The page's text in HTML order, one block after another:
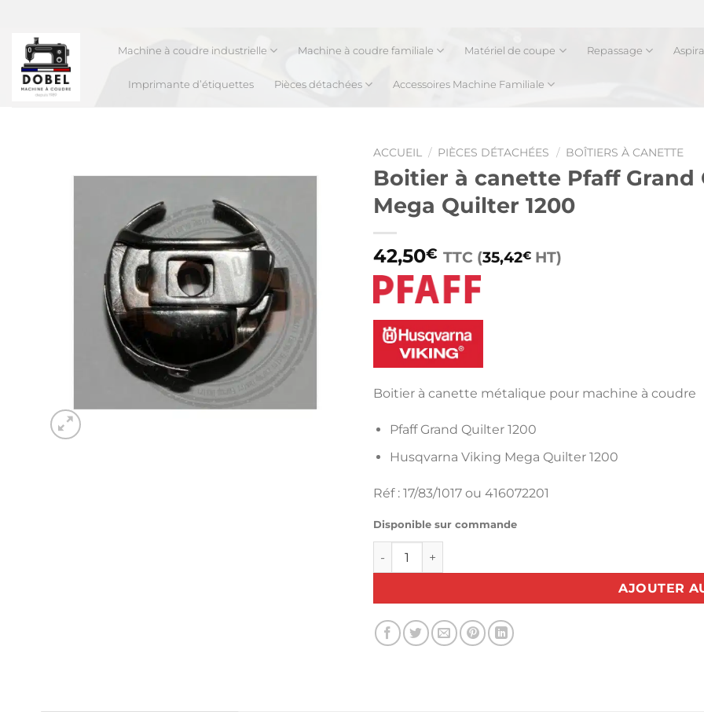
contenu
Machine à coudre industrielle Machine à coudre familiale Matériel de coupe Repassage
Imprimante d’étiquettes Pièces détachées Accessoires Machine Familiale
ACCUEIL / PIÈCES DÉTACHÉES / BOÎTIERS À CANETTE
Boitier à canette Pfaff Grand
Mega Quilter 1200
42,50€ TTC (35,42€ HT)
Boitier à canette métalique pour machine à coudre
Pfaff Grand Quilter 1200
Husqvarna Viking Mega Quilter 1200
Réf : 17/83/1017 ou 416072201
Disponible sur commande
quantité de Boitier à canette Pfaff Grand Quilter 1200 et
AJOUTER